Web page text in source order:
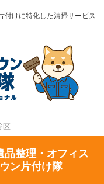
付けに特化した清掃サービス
区
品整理・オフィス
ン片付け隊